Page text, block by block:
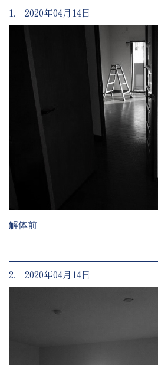
1. 2020年04月14日
解体前
2. 2020年04月14日